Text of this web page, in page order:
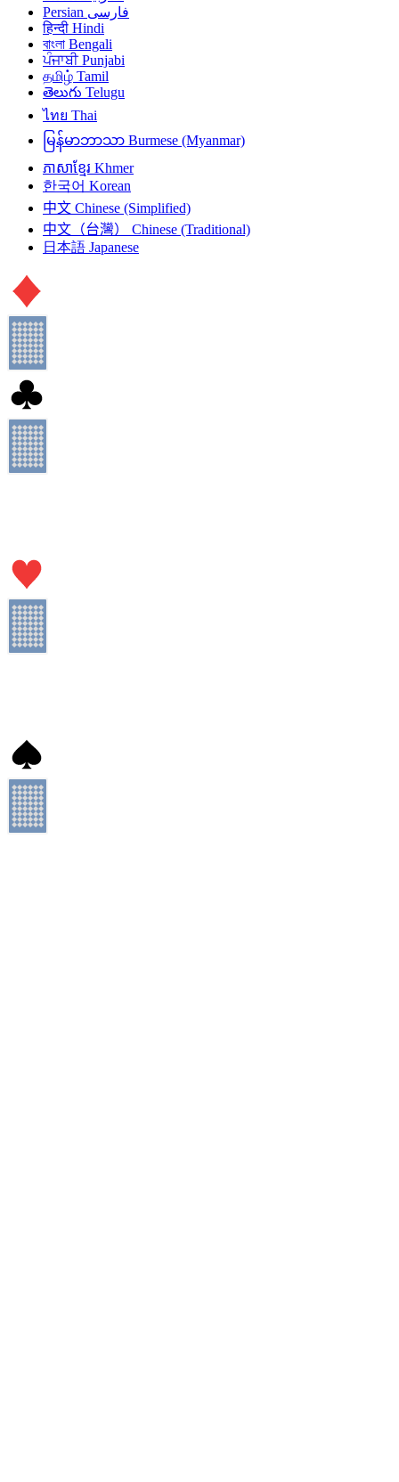
فارسی Persian
हिन्दी Hindi
বাংলা Bengali
ਪੰਜਾਬੀ Punjabi
தமிழ் Tamil
తెలుగు Telugu
ไทย Thai
မြန်မာဘာသာ Burmese (Myanmar)
ភាសាខ្មែរ Khmer
한국어 Korean
中文 Chinese (Simplified)
中文（台灣）
Chinese (Traditional)
日本語 Japanese